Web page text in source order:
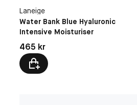
Laneige
Water Bank Blue Hyaluronic
Intensive Moisturiser
Pris: 465 kr
465 kr